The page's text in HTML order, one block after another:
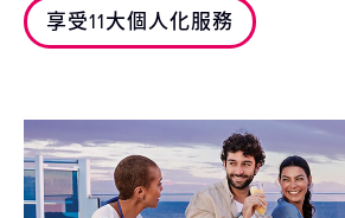
享受11大個人化服務